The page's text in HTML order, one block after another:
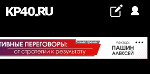
+21...+22 °С